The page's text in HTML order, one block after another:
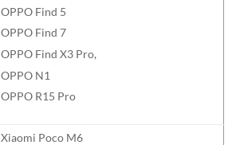
OPPO Find 5
OPPO Find 7
OPPO Find X3 Pro,
OPPO N1
OPPO R15 Pro
Xiaomi Poco M6